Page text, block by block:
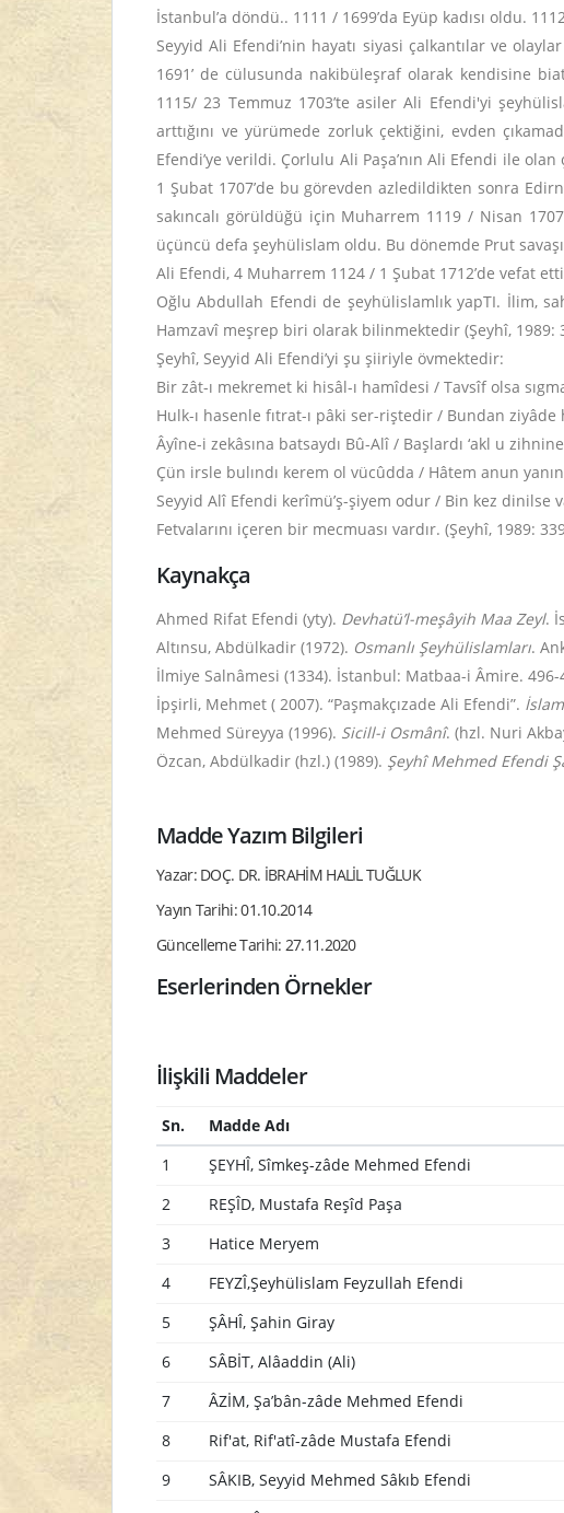
İstanbul’a döndü.. 1111 / 1699’da Eyüp kadısı oldu.
Seyyid Ali Efendi’nin hayatı siyasi çalkantılar ve
1691’ de cülusunda nakibüleşraf olarak kendisine
1115/ 23 Temmuz 1703’te asiler Ali Efendi'yi
arttığını ve yürümede zorluk çektiğini, evden
Efendi’ye verildi. Çorlulu Ali Paşa’nın Ali Efendi ile
1 Şubat 1707’de bu görevden azledildikten sonra
sakıncalı görüldüğü için Muharrem 1119 / Nisan
üçüncü defa şeyhülislam oldu. Bu dönemde Prut
Ali Efendi, 4 Muharrem 1124 / 1 Şubat 1712’de vefat
Oğlu Abdullah Efendi de şeyhülislamlık yapTI. İlim,
Hamzavî meşrep biri olarak bilinmektedir (Şeyhî, 1989:
Şeyhî, Seyyid Ali Efendi’yi şu şiiriyle övmektedir:
Bir zât-ı mekremet ki hisâl-ı hamîdesi / Tavsîf olsa
Hulk-ı hasenle fıtrat-ı pâki ser-riştedir / Bundan
Âyîne-i zekâsına batsaydı Bû-Alî / Başlardı ‘akl u
Çün irsle bulındı kerem ol vücûdda / Hâtem anun
Seyyid Alî Efendi kerîmü’ş-şiyem odur / Bin kez dinilse
Fetvalarını içeren bir mecmuası vardır. (Şeyhî, 1989:
Kaynakça
Ahmed Rifat Efendi (yty). Devhatü’l-meşâyih Maa Zeyl.
Altınsu, Abdülkadir (1972). Osmanlı Şeyhülislamları.
İlmiye Salnâmesi (1334). İstanbul: Matbaa-i Âmire. 496-
İpşirli, Mehmet ( 2007). “Paşmakçızade Ali Efendi”.
Mehmed Süreyya (1996). Sicill-i Osmânî. (hzl. Nuri
Özcan, Abdülkadir (hzl.) (1989). Şeyhî Mehmed Efendi
Madde Yazım Bilgileri
Yazar: DOÇ. DR. İBRAHİM HALİL TUĞLUK
Yayın Tarihi: 01.10.2014
Güncelleme Tarihi: 27.11.2020
Eserlerinden Örnekler
İlişkili Maddeler
Sn. Madde Adı
1
ŞEYHÎ, Sîmkeş-zâde Mehmed Efendi
2 REŞÎD, Mustafa Reşîd Paşa
3 Hatice Meryem
4 FEYZÎ,Şeyhülislam Feyzullah Efendi
5 ŞÂHÎ, Şahin Giray
6 SÂBİT, Alâaddin (Ali)
7 ÂZİM, Şa’bân-zâde Mehmed Efendi
8 Rif'at, Rif'atî-zâde Mustafa Efendi
9 SÂKIB, Seyyid Mehmed Sâkıb Efendi